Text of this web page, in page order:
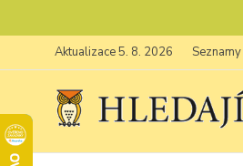
Aktualizace 5. 8. 2026 Seznamy